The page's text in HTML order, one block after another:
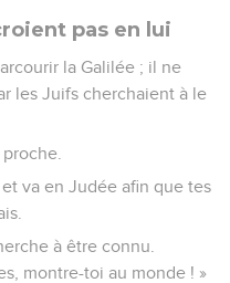
pas en lui
la Galilée ; il ne
les Juifs cherchaient à le
va en Judée afin que tes
à être connu.
montre-toi au monde ! »